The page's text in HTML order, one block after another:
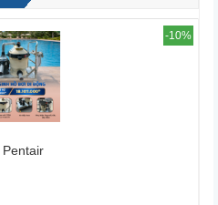
-10%